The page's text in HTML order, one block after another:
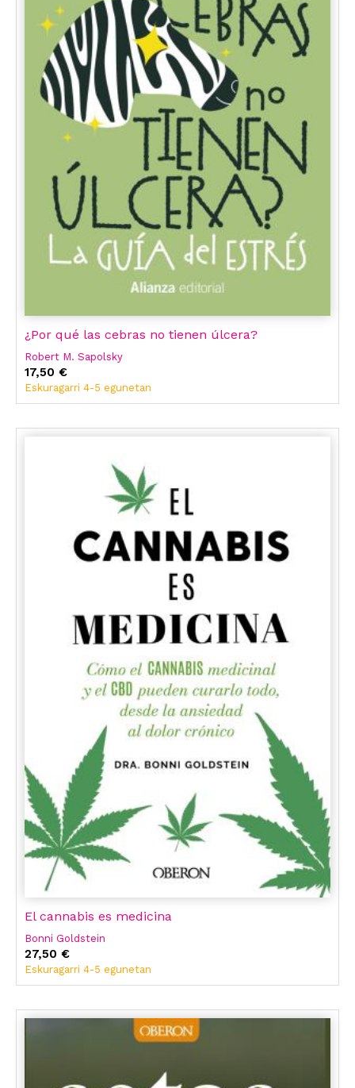
¿Por qué las cebras no tienen úlcera?
Robert M. Sapolsky
17,50 €
Eskuragarri 4-5 egunetan
El cannabis es medicina
Bonni Goldstein
27,50 €
Eskuragarri 4-5 egunetan